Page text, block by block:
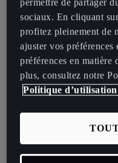
ADOPTEZ LE
VOYAGE
Ce coffre de toit conçu
L d’espace sans
Ses lignes
avec sa finition noire
Ouverture bilatérale,
premium pour un
permettre de partager
sociaux. En cliquant
profitez pleinement de
ajuster vos
préférences en matière
plus, consultez notre
Politique d’utilisation